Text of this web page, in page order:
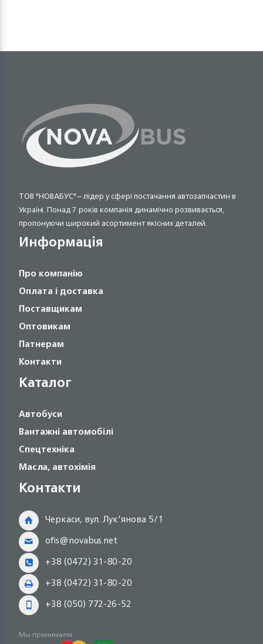
ТОВ "НОВАБУС" – лідер у сфері постачання автозапчастин в
Україні. Понад 7 років компанія динамічно розвивається,
пропонуючи широкий асортимент якісних деталей.
Информація
Про компанію
Оплата і доставка
Поставщикам
Оптовикам
Патнерам
Контакти
Каталог
Автобуси
Вантажні автомобілі
Спецтехніка
Масла, автохімія
Контакти
Черкаси, вул. Лук'янова 5/1
ofis@novabus.net
+38 (0472) 31-80-20
+38 (0472) 31-80-20
+38 (050) 772-26-52
Мы принимаем